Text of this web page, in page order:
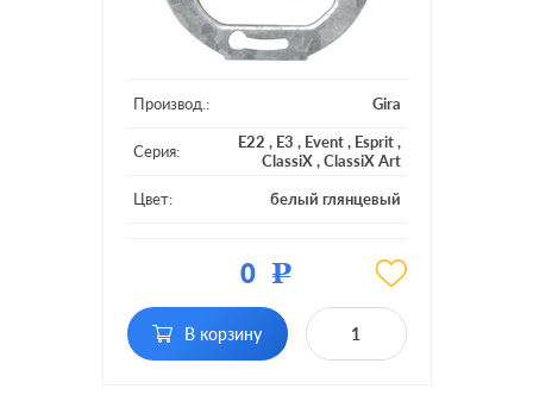
Производ.: Gira
Серия: E22 , E3 , Event, Esprit,
ClassiX,ClassiX Art
Цвет:
белый глянцевый
разъема:
RJ11, RJ12, RJ45 Cat.3
(ISDN)
0 Р
В корзину